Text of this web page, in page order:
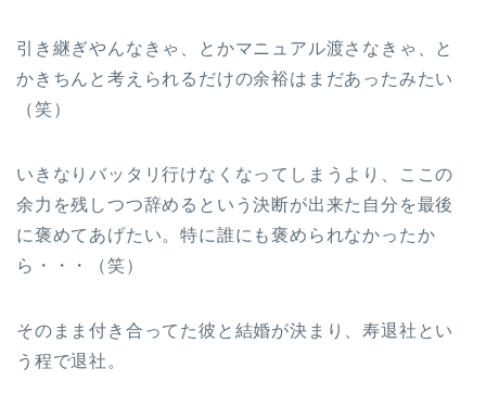
引き継ぎやんなきゃ、とかマニュアル渡さなきゃ、と
かきちんと考えられるだけの余裕はまだあったみたい
（笑）
いきなりバッタリ行けなくなってしまうより、ここの
余力を残しつつ辞めるという決断が出来た自分を最後
に褒めてあげたい。特に誰にも褒められなかったか
ら・・・（笑）
そのまま付き合ってた彼と結婚が決まり、寿退社とい
う程で退社。